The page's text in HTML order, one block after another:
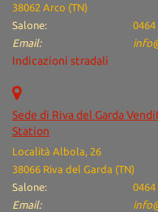
38062 Arco (TN)
Salone:
0464
Email:
Indicazioni stradali
Sede di Riva del Garda
Station
Località Albola, 26
38066 Riva del Garda (TN)
Salone:
0464
Email: